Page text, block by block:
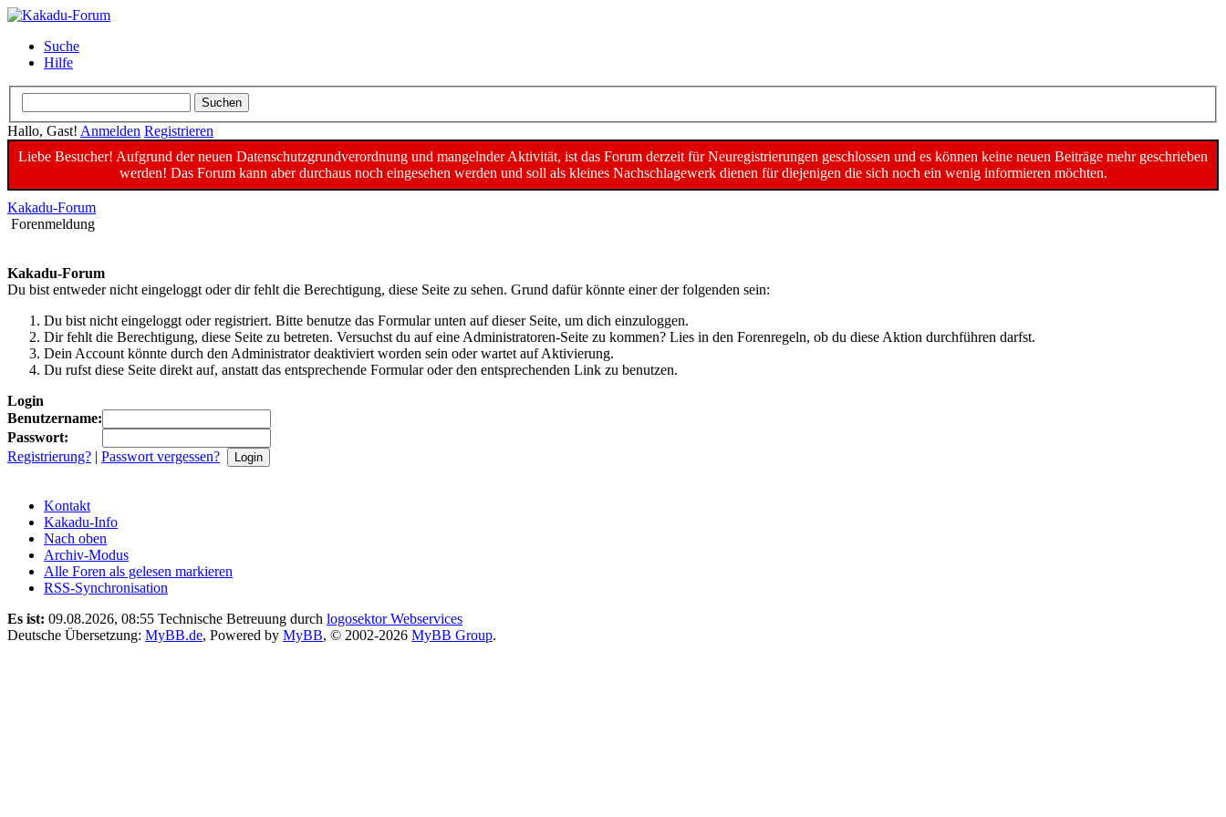
Suche
Hilfe
Hallo, Gast! Anmelden Registrieren
Liebe Besucher! Aufgrund der neuen Datenschutzgrundverordnung und mangelnder Aktivität, ist das Forum derzeit für Neuregistrierungen geschlossen und es können keine neuen Beiträge mehr geschrieben
werden! Das Forum kann aber durchaus noch eingesehen werden und soll als kleines Nachschlagewerk dienen für diejenigen die sich noch ein wenig informieren möchten.
Kakadu-Forum
Forenmeldung
Kakadu-Forum
Du bist entweder nicht eingeloggt oder dir fehlt die Berechtigung, diese Seite zu sehen. Grund dafür könnte einer der folgenden sein:
Du bist nicht eingeloggt oder registriert. Bitte benutze das Formular unten auf dieser Seite, um dich einzuloggen.
Dir fehlt die Berechtigung, diese Seite zu betreten. Versuchst du auf eine Administratoren-Seite zu kommen? Lies in den Forenregeln, ob du diese Aktion durchführen darfst.
Dein Account könnte durch den Administrator deaktiviert worden sein oder wartet auf Aktivierung.
Du rufst diese Seite direkt auf, anstatt das entsprechende Formular oder den entsprechenden Link zu benutzen.
Login
Benutzername:
Passwort:
Registrierung? | Passwort vergessen?
Kontakt
Kakadu-Info
Nach oben
Archiv-Modus
Alle Foren als gelesen markieren
RSS-Synchronisation
Es ist: 09.08.2026, 08:55 Technische Betreuung durch logosektor Webservices
Deutsche Übersetzung: MyBB.de, Powered by MyBB, © 2002-2026 MyBB Group.